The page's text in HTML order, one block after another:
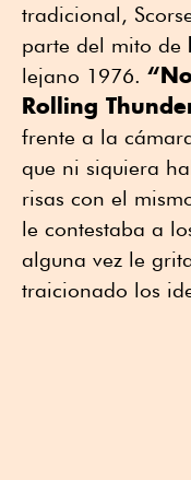
tradicional,
parte del mito de
lejano 1976.
Rolling
frente a la
que ni siquiera
risas con el
le contestaba a
alguna vez le
traicionado los